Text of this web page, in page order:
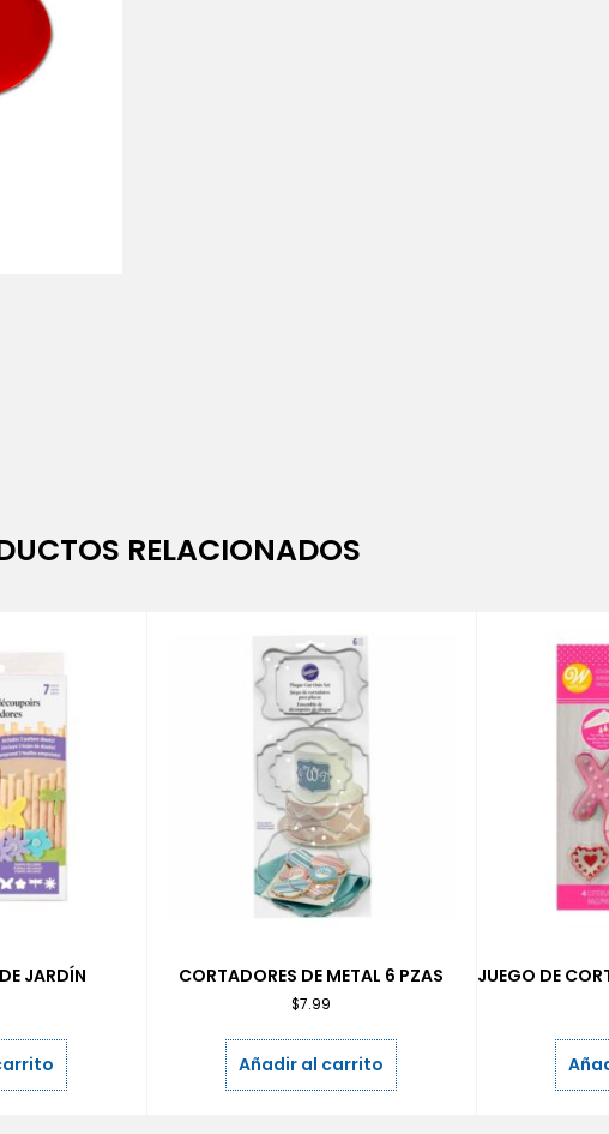
RELACIONADOS
JARDÍN CORTADORES DE METAL 6 PZAS
$7.99
Añadir al carrito
JUEGO DE